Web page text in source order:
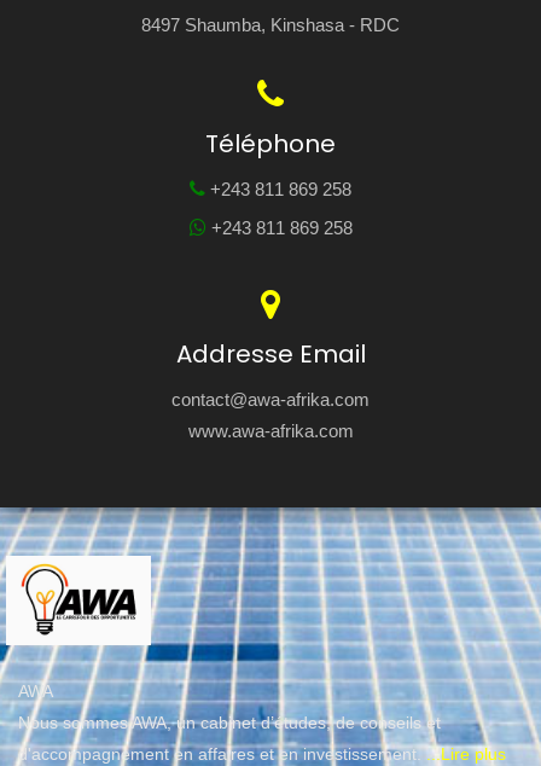
8497 Shaumba, Kinshasa - RDC
Téléphone
+243 811 869 258
+243 811 869 258
Addresse Email
contact@awa-afrika.com
www.awa-afrika.com
AWA
Nous sommes AWA, un cabinet d’études, de conseils et
d'accompagnement en affaires et en investissement....Lire plus